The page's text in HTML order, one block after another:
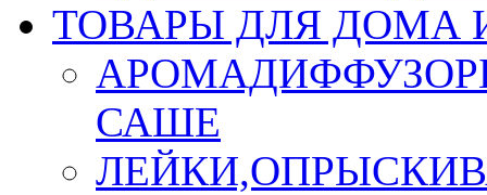
ТОВАРЫ ДЛЯ ДОМА
САШЕ